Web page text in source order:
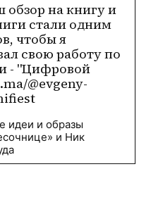
на книгу и
стали одним
чтобы я
свою работу по
- "Цифровой
@evgeny-
идеи и образы
и Ник